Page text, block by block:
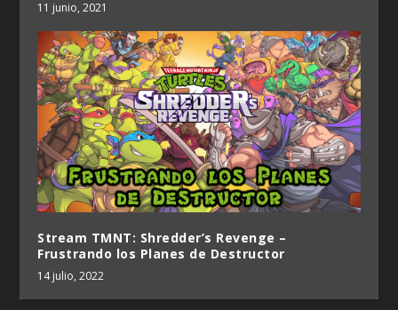
11 junio, 2021
Stream TMNT: Shredder’s Revenge –
Frustrando los Planes de Destructor
14 julio, 2022